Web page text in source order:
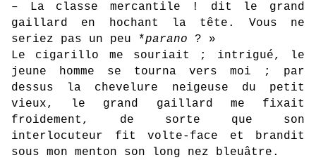
– La classe mercantile ! dit le grand
gaillard en hochant la tête. Vous ne
seriez pas un peu *parano ? »
Le cigarillo me souriait ; intrigué, le
jeune homme se tourna vers moi ; par
dessus la chevelure neigeuse du petit
vieux, le grand gaillard me fixait
froidement, de sorte que son
interlocuteur fit volte-face et brandit
sous mon menton son long nez bleuâtre.